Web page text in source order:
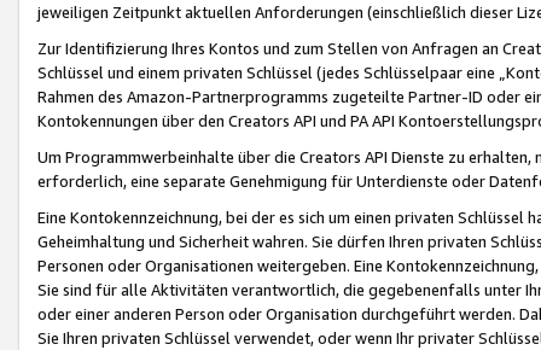
jeweiligen Zeitpunkt aktuellen Anforderungen (einschließlich dieser
Zur Identifizierung Ihres Kontos und zum Stellen von Anfragen an
Schlüssel und einem privaten Schlüssel (jedes Schlüsselpaar eine
Rahmen des Amazon-Partnerprogramms zugeteilte Partner-ID oder
Kontokennungen über den Creators API und PA API
Um Programmwerbeinhalte über die Creators API Dienste zu
erforderlich, eine separate Genehmigung für Unterdienste oder
Eine Kontokennzeichnung, bei der es sich um einen privaten
Geheimhaltung und Sicherheit wahren. Sie dürfen Ihren privaten
Personen oder Organisationen weitergeben. Eine
Sie sind für alle Aktivitäten verantwortlich, die gegebenenfalls unter
oder einer anderen Person oder Organisation durchgeführt werden.
Sie Ihren privaten Schlüssel verwendet, oder wenn Ihr privater